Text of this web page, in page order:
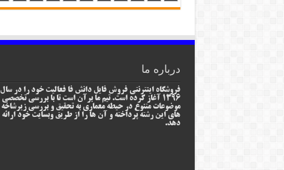
درباره ما
فروشگاه اینترنتی فروش فایل دانش فا فعالیت خود را در سال
1396 آغاز کرده است. تیم ما برآن است تا با بررسی تخصصی
موضوعات متنوع در حیطه معماری به تحقیق و بررسی زیرشاخه
های این رشته پرداخته و آن ها را از طریق وبسایت خود ارائه
دهد.